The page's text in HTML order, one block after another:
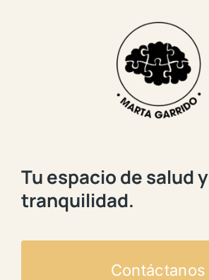
Tu espacio de salud y
tranquilidad.
Contáctanos